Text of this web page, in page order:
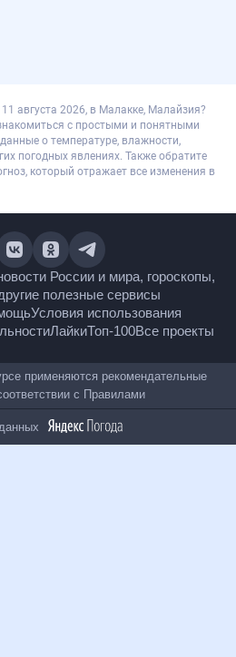
августа 2026, в Малакке, Малайзия?
с простыми и понятными
о температуре, влажности,
погодных явлениях. Также обратите
который отражает все изменения в
новости России и мира,
и другие полезные сервисы
Условия использования
ЛайкиТоп-100
ресурсе применяются
в соответствии сПравилами